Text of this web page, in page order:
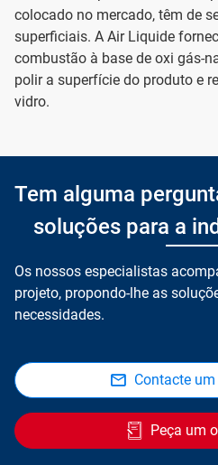
colocado no mercado, têm de
superficiais. A Air Liquide
combustão à base de oxi gás-
polir a superfície do produto e
vidro.
Tem alguma
soluções para a
Os nossos especialistas
projeto, propondo-lhe as
necessidades.
Contacte
Peça um